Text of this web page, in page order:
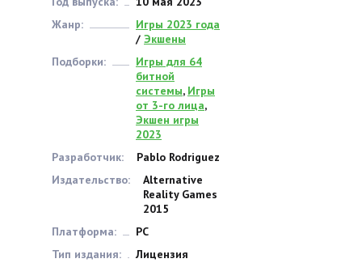
Жанр:
Игры 2023 года
/ Экшены
Подборки:
Игры для 64
битной
системы, Игры
от 3-го лица,
Экшен игры
2023
Разработчик:
Pablo Rodriguez
Издательство:
Alternative
Reality Games
2015
Платформа:
PC
Тип издания:
Лицензия